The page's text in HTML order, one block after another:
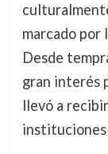
marcado por
Desde
gran interés
llevó a